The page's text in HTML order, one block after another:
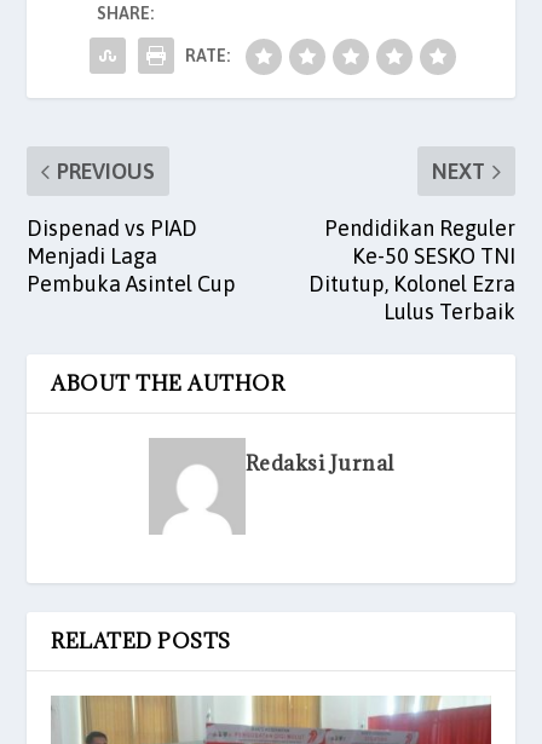
o
o
k
p
p
n
SHARE:
RATE:
PREVIOUS
Dispenad vs PIAD
Menjadi Laga
Pembuka Asintel Cup
NEXT
Pendidikan Reguler
Ke-50 SESKO TNI
Ditutup, Kolonel Ezra
Lulus Terbaik
ABOUT THE AUTHOR
Redaksi Jurnal
RELATED POSTS